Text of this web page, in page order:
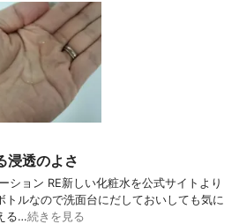
浸透のよさ
ション RE新しい化粧水を公式サイトより
ルなので洗面台にだしておいしても気に
る…続きを見る